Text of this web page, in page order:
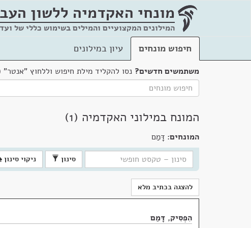
מונחי האקדמיה ללשון
המילונים המקצועיים והמילים בשימוש כללי של
חיפוש מונחים עיון במילונים
משתמשים חדשים? נסו להקליד מילת חיפוש וללחוץ
המונח במילוני האקדמיה (1)
המונחים: דָּמַם
סינון ניקוי סינון
להצגה בכתיב מלא
הִפְסִיק, דָּמַם